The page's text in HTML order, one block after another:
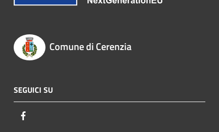
Comune di Cerenzia
SEGUICI SU